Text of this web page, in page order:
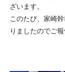
ざいます。
このたび、家崎
りましたのでご報